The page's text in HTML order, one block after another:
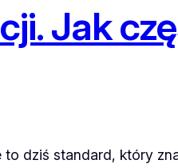
Jak
dziś standard, który